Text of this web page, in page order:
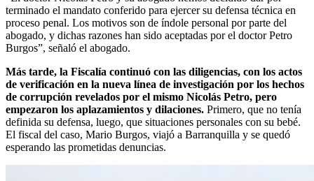
terminado el mandato conferido para ejercer su defensa técnica en
proceso penal. Los motivos son de índole personal por parte del
abogado, y dichas razones han sido aceptadas por el doctor Petro
Burgos”, señaló el abogado.
Más tarde, la Fiscalía continuó con las diligencias, con los actos
de verificación en la nueva línea de investigación por los hechos
de corrupción revelados por el mismo Nicolás Petro, pero
empezaron los aplazamientos y dilaciones. Primero, que no tenía
definida su defensa, luego, que situaciones personales con su bebé.
El fiscal del caso, Mario Burgos, viajó a Barranquilla y se quedó
esperando las prometidas denuncias.